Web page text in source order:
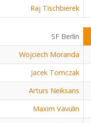
Raj Tischbierek
SF Berlin
Wojciech Moranda
Jacek Tomczak
Arturs Neiksans
Maxim Vavulin